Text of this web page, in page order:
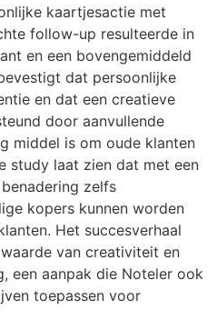
kaartjesactie met
follow-up resulteerde in
en een bovengemiddeld
dat persoonlijke
en dat een creatieve
door aanvullende
middel is om oude klanten
study laat zien dat met een
zelfs
kopers kunnen worden
Het succesverhaal
van creativiteit en
een aanpak die Noteler ook
toepassen voor